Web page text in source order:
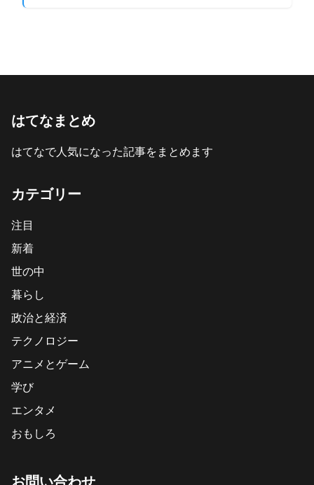
はてなまとめ
はてなで人気になった記事をまとめます
カテゴリー
注目
新着
世の中
暮らし
政治と経済
テクノロジー
アニメとゲーム
学び
エンタメ
おもしろ
お問い合わせ